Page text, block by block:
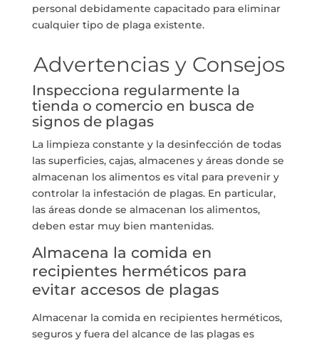
personal debidamente capacitado para eliminar
cualquier tipo de plaga existente.
Advertencias y Consejos
Inspecciona regularmente la
tienda o comercio en busca de
signos de plagas
La limpieza constante y la desinfección de todas
las superficies, cajas, almacenes y áreas donde se
almacenan los alimentos es vital para prevenir y
controlar la infestación de plagas. En particular,
las áreas donde se almacenan los alimentos,
deben estar muy bien mantenidas.
Almacena la comida en
recipientes herméticos para
evitar accesos de plagas
Almacenar la comida en recipientes herméticos,
seguros y fuera del alcance de las plagas es